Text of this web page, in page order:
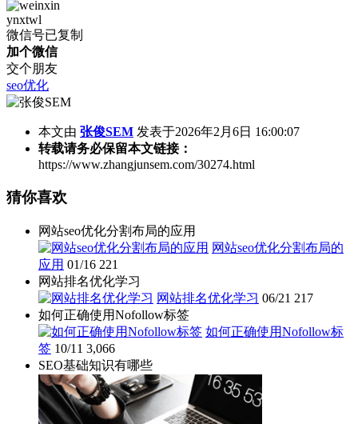
ynxtwl
微信号已复制
加个微信
交个朋友
seo优化
本文由 张俊SEM 发表于2026年2月6日 16:00:07
转载请务必保留本文链接：
https://www.zhangjunsem.com/30274.html
猜你喜欢
网站seo优化分割布局的应用
网站seo优化分割布局的
应用 01/16 221
网站排名优化学习
网站排名优化学习 06/21 217
如何正确使用Nofollow标签
如何正确使用Nofollow标
签 10/11 3,066
SEO基础知识有哪些